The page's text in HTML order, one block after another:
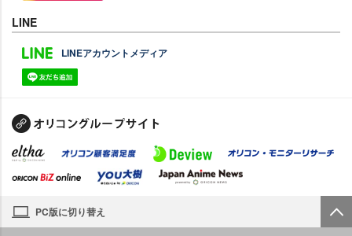
LINE
LINEアカウントメディア
PC版に切り替え